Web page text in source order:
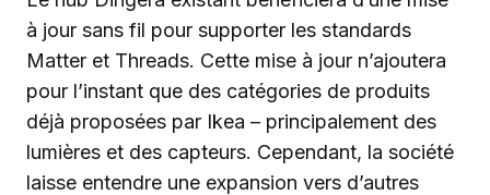
à jour sans fil pour supporter les standards
Matter et Threads. Cette mise à jour n’ajoutera
pour l’instant que des catégories de produits
déjà proposées par Ikea – principalement des
lumières et des capteurs. Cependant, la société
laisse entendre une expansion vers d’autres